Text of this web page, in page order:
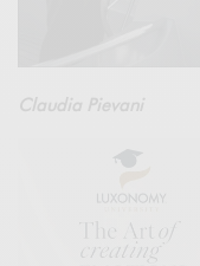
Claudia Pievani